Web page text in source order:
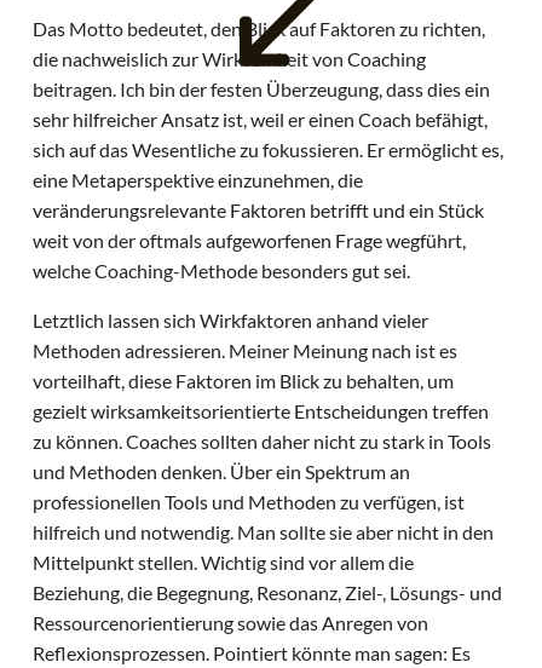
Das Motto bedeutet, den Blick auf Faktoren zu richten,
die nachweislich zur Wirksamkeit von Coaching
beitragen. Ich bin der festen Überzeugung, dass dies ein
sehr hilfreicher Ansatz ist, weil er einen Coach befähigt,
sich auf das Wesentliche zu fokussieren. Er ermöglicht es,
eine Metaperspektive einzunehmen, die
veränderungsrelevante Faktoren betrifft und ein Stück
weit von der oftmals aufgeworfenen Frage wegführt,
welche Coaching-Methode besonders gut sei.
Letztlich lassen sich Wirkfaktoren anhand vieler
Methoden adressieren. Meiner Meinung nach ist es
vorteilhaft, diese Faktoren im Blick zu behalten, um
gezielt wirksamkeitsorientierte Entscheidungen treffen
zu können. Coaches sollten daher nicht zu stark in Tools
und Methoden denken. Über ein Spektrum an
professionellen Tools und Methoden zu verfügen, ist
hilfreich und notwendig. Man sollte sie aber nicht in den
Mittelpunkt stellen. Wichtig sind vor allem die
Beziehung, die Begegnung, Resonanz, Ziel-, Lösungs- und
Ressourcenorientierung sowie das Anregen von
Reflexionsprozessen. Pointiert könnte man sagen: Es